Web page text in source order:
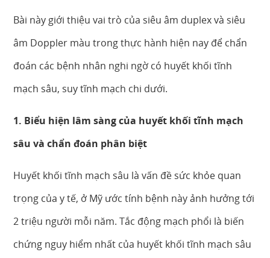
Bài này giới thiệu vai trò của siêu âm duplex và siêu
âm Doppler màu trong thực hành hiện nay để chẩn
đoán các bệnh nhân nghi ngờ có huyết khối tĩnh
mạch sâu, suy tĩnh mạch chi dưới.
1. Biểu hiện lâm sàng của huyết khối tĩnh mạch
sâu và chẩn đoán phân biệt
Huyết khối tĩnh mạch sâu là vấn đề sức khỏe quan
trọng của y tế, ở Mỹ ước tính bệnh này ảnh hưởng tới
2 triệu người mỗi năm. Tắc động mạch phổi là biến
chứng nguy hiểm nhất của huyết khối tĩnh mạch sâu